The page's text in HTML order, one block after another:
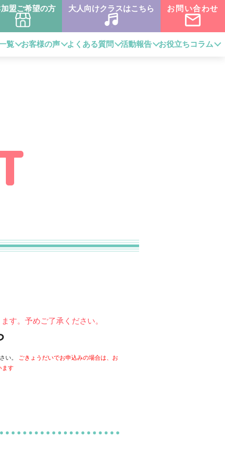
加盟ご希望の方 大人向けクラスはこちら お問い合わせ
覧 お客様の声 よくある質問 活動報告 お役立ちコラム
す。予めご了承ください。
い。
ごきょうだいでお申込みの場合は、お
ます